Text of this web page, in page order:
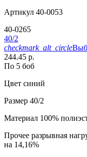
Артикул 40-0053
40-0265
40/2
checkmark_alt_circle
244.45 р.
По 5 боб
Цвет синий
Размер 40/2
Материал 100%
Прочее разрывная
на 14,16%